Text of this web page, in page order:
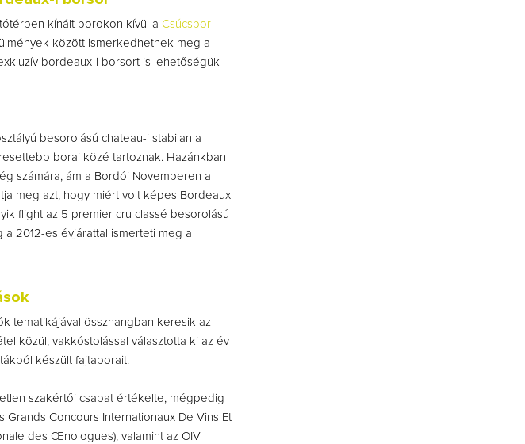
kínált borokon kívül a Csúcsbor
között ismerkedhetnek meg a
bordeaux-i borsort is lehetőségük
besorolású chateau-i stabilan a
borai közé tartoznak. Hazánkban
számára, ám a Bordói Novemberen a
meg azt, hogy miért volt képes Bordeaux
flight az 5 premier cru classé besorolású
2012-es évjárattal ismerteti meg a
tematikájával összhangban keresik az
közül, vakkóstolással választotta ki az év
készült fajtaborait.
szakértői csapat értékelte, mégpedig
Concours Internationaux De Vins Et
des Œnologues), valamint az OIV